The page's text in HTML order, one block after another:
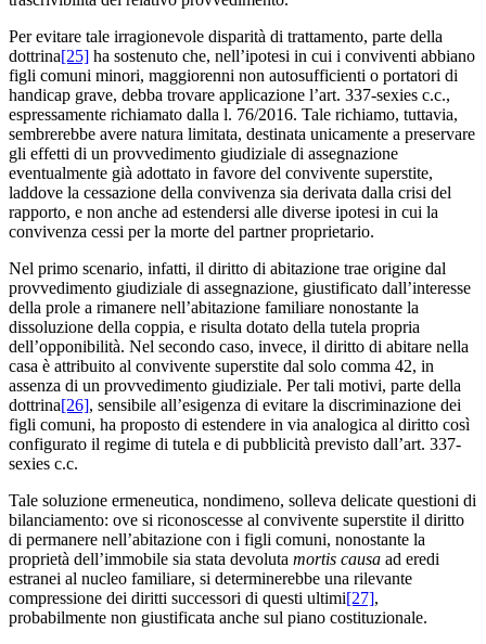
Per evitare tale irragionevole disparità di trattamento, parte della
dottrina[25] ha sostenuto che, nell’ipotesi in cui i conviventi abbiano
figli comuni minori, maggiorenni non autosufficienti o portatori di
handicap grave, debba trovare applicazione l’art. 337-sexies c.c.,
espressamente richiamato dalla l. 76/2016. Tale richiamo, tuttavia,
sembrerebbe avere natura limitata, destinata unicamente a preservare
gli effetti di un provvedimento giudiziale di assegnazione
eventualmente già adottato in favore del convivente superstite,
laddove la cessazione della convivenza sia derivata dalla crisi del
rapporto, e non anche ad estendersi alle diverse ipotesi in cui la
convivenza cessi per la morte del partner proprietario.
Nel primo scenario, infatti, il diritto di abitazione trae origine dal
provvedimento giudiziale di assegnazione, giustificato dall’interesse
della prole a rimanere nell’abitazione familiare nonostante la
dissoluzione della coppia, e risulta dotato della tutela propria
dell’opponibilità. Nel secondo caso, invece, il diritto di abitare nella
casa è attribuito al convivente superstite dal solo comma 42, in
assenza di un provvedimento giudiziale. Per tali motivi, parte della
dottrina[26], sensibile all’esigenza di evitare la discriminazione dei
figli comuni, ha proposto di estendere in via analogica al diritto così
configurato il regime di tutela e di pubblicità previsto dall’art. 337-
sexies c.c.
Tale soluzione ermeneutica, nondimeno, solleva delicate questioni di
bilanciamento: ove si riconoscesse al convivente superstite il diritto
di permanere nell’abitazione con i figli comuni, nonostante la
proprietà dell’immobile sia stata devoluta mortis causa ad eredi
estranei al nucleo familiare, si determinerebbe una rilevante
compressione dei diritti successori di questi ultimi[27],
probabilmente non giustificata anche sul piano costituzionale.